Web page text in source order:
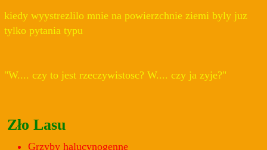
kiedy wyystrezlilo mnie na powierzchnie ziemi byly juz
tylko pytania typu
"W.... czy to jest rzeczywistosc? W.... czy ja zyje?"
Zło Lasu
Grzyby halucynogenne